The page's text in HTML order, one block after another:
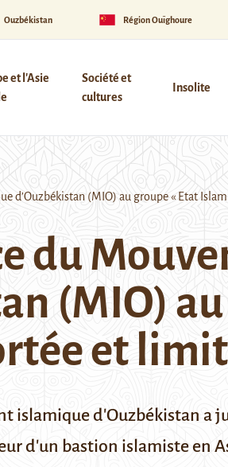
Ouzbékistan Région Ouïghoure
et l'Asie
Société et
cultures
Insolite
d’Ouzbékistan (MIO) au groupe « Etat
du
(MIO)
et
islamique d'Ouzbékistan a
d'un bastion islamiste en